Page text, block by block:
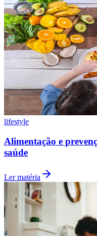
Fluminense
lifestyle
Alimentação e
saúde
Ler matéria